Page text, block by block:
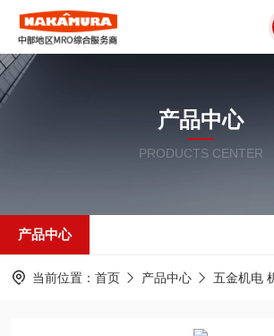
产品中心
PRODUCTS CENTER
产品中心
当前位置： 首页 产品中心 五金机电